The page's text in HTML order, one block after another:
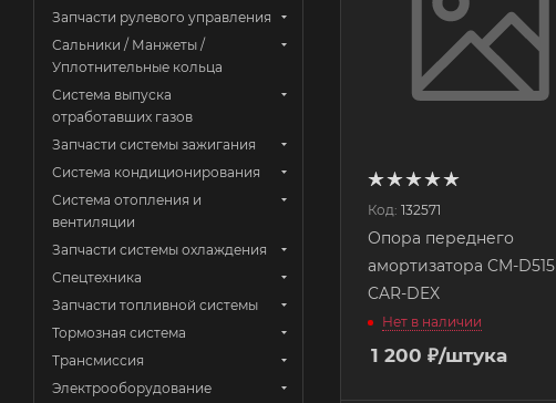
Код: 132571
Опора переднего
амортизатора CM-D515
CAR-DEX
Нет в наличии
1 200 ₽/штука
Запчасти рулевого управления
Сальники / Манжеты /
Уплотнительные кольца
Система выпуска
отработавших газов
Запчасти системы зажигания
Система кондиционирования
Система отопления и
вентиляции
Запчасти системы охлаждения
Спецтехника
Запчасти топливной системы
Тормозная система
Трансмиссия
Электрооборудование